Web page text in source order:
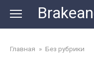
content
Главная » Без рубрики